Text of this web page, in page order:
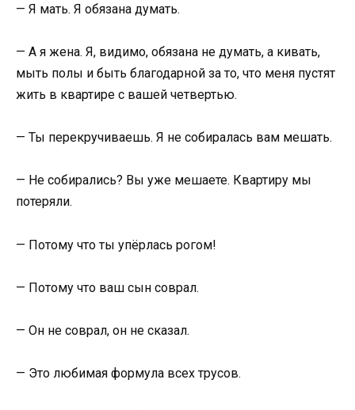
— Я мать. Я обязана думать.
— А я жена. Я, видимо, обязана не думать, а кивать,
мыть полы и быть благодарной за то, что меня пустят
жить в квартире с вашей четвертью.
— Ты перекручиваешь. Я не собиралась вам мешать.
— Не собирались? Вы уже мешаете. Квартиру мы
потеряли.
— Потому что ты упёрлась рогом!
— Потому что ваш сын соврал.
— Он не соврал, он не сказал.
— Это любимая формула всех трусов.